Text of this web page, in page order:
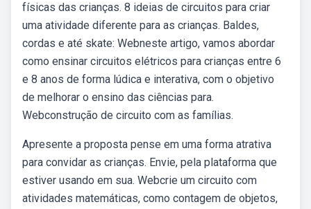
físicas das crianças. 8 ideias de circuitos para criar
uma atividade diferente para as crianças. Baldes,
cordas e até skate: Webneste artigo, vamos abordar
como ensinar circuitos elétricos para crianças entre 6
e 8 anos de forma lúdica e interativa, com o objetivo
de melhorar o ensino das ciências para.
Webconstrução de circuito com as famílias.
Apresente a proposta pense em uma forma atrativa
para convidar as crianças. Envie, pela plataforma que
estiver usando em sua. Webcrie um circuito com
atividades matemáticas, como contagem de objetos,